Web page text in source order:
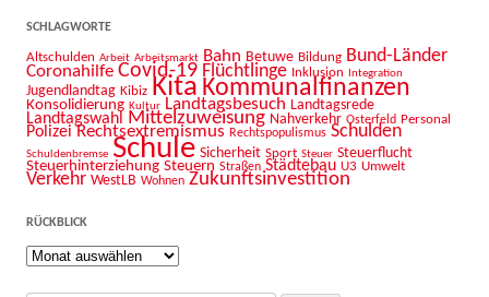
SCHLAGWORTE
Altschulden Arbeit Arbeitsmarkt Bahn Betuwe Bildung Bund-Länder
Coronahilfe Covid-19 Flüchtlinge Inklusion Integration
Jugendlandtag Kibiz Kita Kommunalfinanzen
Konsolidierung Kultur Landtagsbesuch Landtagsrede
Landtagswahl Mittelzuweisung Nahverkehr Osterfeld Personal
Polizei Rechtsextremismus Rechtspopulismus Schulden
Schuldenbremse Schule Sicherheit Sport Steuer Steuerflucht
Steuerhinterziehung Steuern Straßen Städtebau U3 Umwelt
Verkehr WestLB Wohnen Zukunftsinvestition
RÜCKBLICK
Rückblick